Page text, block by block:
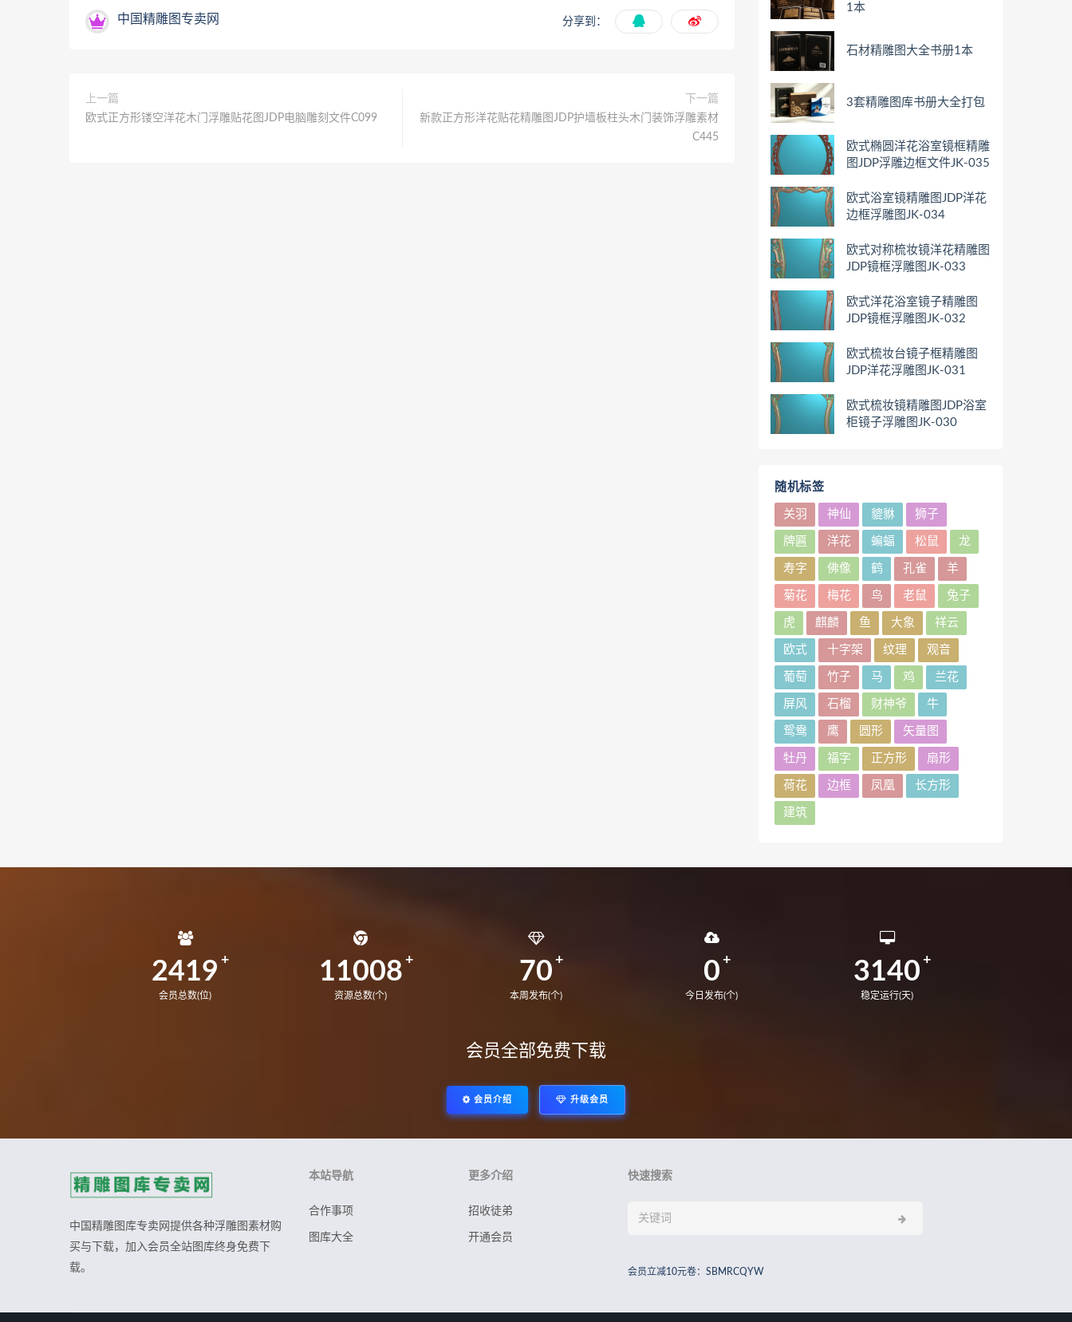
中国精雕图专卖网 分享到：
上一篇
欧式正方形镂空洋花木门浮雕贴花图JDP电脑雕刻文件C099
下一篇
新款正方形洋花贴花精雕图JDP护墙板柱头木门装饰浮雕素材
C445
1本
石材精雕图大全书册1本
3套精雕图库书册大全打包
欧式椭圆洋花浴室镜框精雕
图JDP浮雕边框文件JK-035
欧式浴室镜精雕图JDP洋花
边框浮雕图JK-034
欧式对称梳妆镜洋花精雕图
JDP镜框浮雕图JK-033
欧式洋花浴室镜子精雕图
JDP镜框浮雕图JK-032
欧式梳妆台镜子框精雕图
JDP洋花浮雕图JK-031
欧式梳妆镜精雕图JDP浴室
柜镜子浮雕图JK-030
随机标签
关羽 神仙 貔貅 狮子
牌匾 洋花 蝙蝠 松鼠 龙
寿字 佛像 鹤 孔雀 羊
菊花 梅花 鸟 老鼠 兔子
虎 麒麟 鱼 大象 祥云
欧式 十字架 纹理 观音
葡萄 竹子 马 鸡 兰花
屏风 石榴 财神爷 牛
鸳鸯 鹰 圆形 矢量图
牡丹 福字 正方形 扇形
荷花 边框 凤凰 长方形
建筑
2419
会员总数(位)
11008
资源总数(个)
70
本周发布(个)
0
今日发布(个)
3140
稳定运行(天)
会员全部免费下载
会员介绍 升级会员
中国精雕图库专卖网提供各种浮雕图素材购
买与下载，加入会员全站图库终身免费下
载。
本站导航
合作事项
图库大全
更多介绍
招收徒弟
开通会员
快速搜索
会员立减10元卷：SBMRCQYW